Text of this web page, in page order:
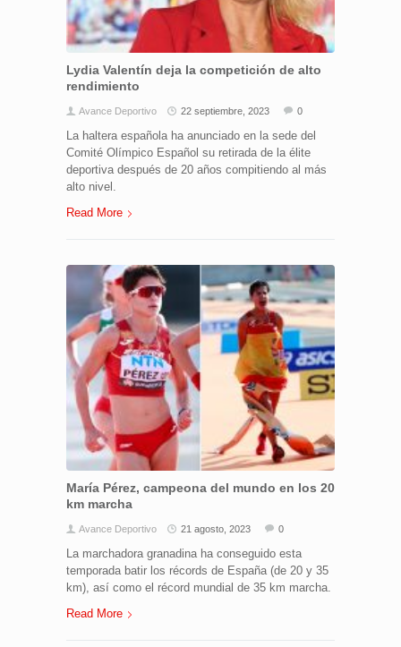
Lydia Valentín deja la competición de alto
rendimiento
Avance Deportivo 22 septiembre, 2023 0
La haltera española ha anunciado en la sede del
Comité Olímpico Español su retirada de la élite
deportiva después de 20 años compitiendo al más
alto nivel.
Read More
María Pérez, campeona del mundo en los 20
km marcha
Avance Deportivo 21 agosto, 2023 0
La marchadora granadina ha conseguido esta
temporada batir los récords de España (de 20 y 35
km), así como el récord mundial de 35 km marcha.
Read More